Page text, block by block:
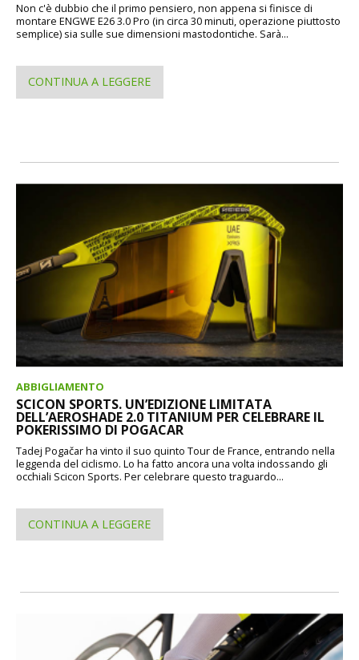
Non c'è dubbio che il primo pensiero, non appena si finisce di
montare ENGWE E26 3.0 Pro (in circa 30 minuti, operazione piuttosto
semplice) sia sulle sue dimensioni mastodontiche. Sarà...
CONTINUA A LEGGERE
ABBIGLIAMENTO
SCICON SPORTS. UN’EDIZIONE LIMITATA
DELL’AEROSHADE 2.0 TITANIUM PER CELEBRARE IL
POKERISSIMO DI POGACAR
Tadej Pogačar ha vinto il suo quinto Tour de France, entrando nella
leggenda del ciclismo. Lo ha fatto ancora una volta indossando gli
occhiali Scicon Sports. Per celebrare questo traguardo...
CONTINUA A LEGGERE